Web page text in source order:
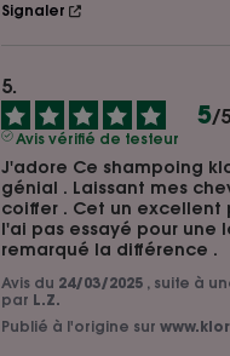
Signaler
5/5
Avis vérifié de testeur
J'adore Ce shampoing
génial . Laissant mes
coiffer . Cet un excellent
l'ai pas essayé pour une
remarqué la différence .
Avis du 24/03/2025 , suite à
par L.Z.
Publié à l'origine sur